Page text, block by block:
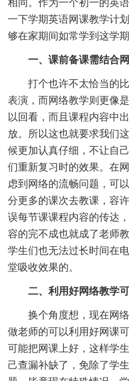
相同。作为一个初一的英
一下学期英语网课教学计
够在家期间如常学到这学期
一、课前备课需结合
打个也许不太恰当的
表演，而网络教学则更像
以回看，而且课程内容中
放。所以这也就要求我们
候更加认真仔细，不让自
们重新复习时的效果。在
虑到网络的流畅问题，可
分更多的课次去教课，容
误每节课课程内容的传达
容的完不成也就成了老师
学生们也无法过长时间在
堂吸收效果的。
二、利用好网络教学
换个角度想，现在网
做老师的可以利用好网课
可能把网课上好，这样学
己查漏补缺了，免除了学